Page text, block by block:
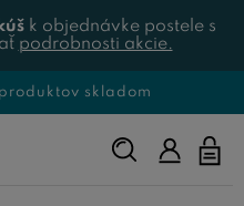
k objednávke postele s
podrobnosti akcie.
skladom
Napíšte,
čo